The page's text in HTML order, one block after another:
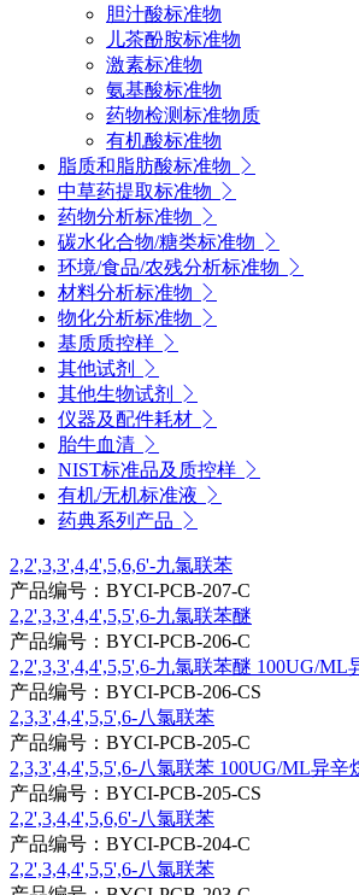
胆汁酸标准物
儿茶酚胺标准物
激素标准物
氨基酸标准物
药物检测标准物质
有机酸标准物
脂质和脂肪酸标准物
中草药提取标准物
药物分析标准物
碳水化合物/糖类标准物
环境/食品/农残分析标准物
材料分析标准物
物化分析标准物
基质质控样
其他试剂
其他生物试剂
仪器及配件耗材
胎牛血清
NIST标准品及质控样
有机/无机标准液
药典系列产品
2,2',3,3',4,4',5,6,6'-九氯联苯
产品编号：BYCI-PCB-207-C
2,2',3,3',4,4',5,5',6-九氯联苯醚
产品编号：BYCI-PCB-206-C
2,2',3,3',4,4',5,5',6-九氯联苯醚 100UG/
产品编号：BYCI-PCB-206-CS
2,3,3',4,4',5,5',6-八氯联苯
产品编号：BYCI-PCB-205-C
2,3,3',4,4',5,5',6-八氯联苯 100UG/ML异辛
产品编号：BYCI-PCB-205-CS
2,2',3,4,4',5,6,6'-八氯联苯
产品编号：BYCI-PCB-204-C
2,2',3,4,4',5,5',6-八氯联苯